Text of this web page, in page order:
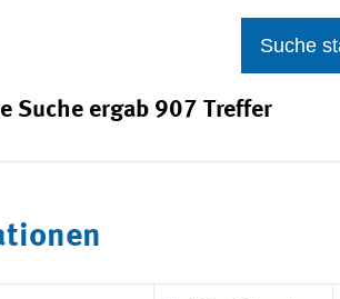
Suche
Suche ergab 907 Treffer